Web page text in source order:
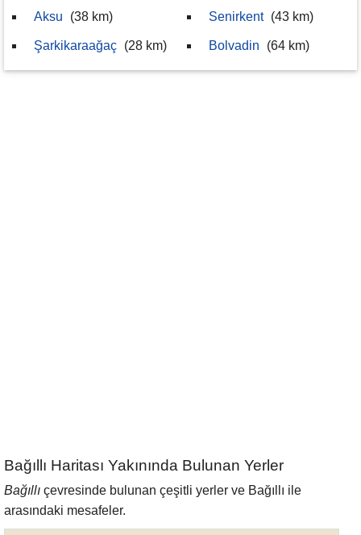
Aksu (38 km)
Şarkikaraağaç (28 km)
Senirkent (43 km)
Bolvadin (64 km)
Bağıllı Haritası Yakınında Bulunan Yerler
Bağıllı çevresinde bulunan çeşitli yerler ve Bağıllı ile
arasındaki mesafeler.